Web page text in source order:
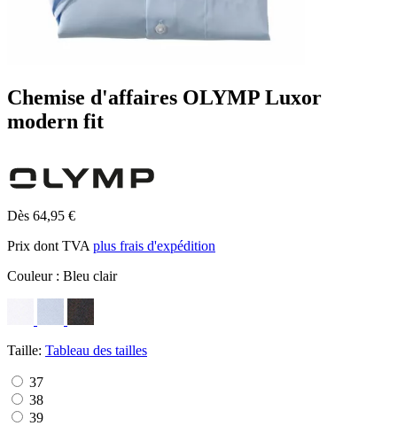
Chemise d'affaires OLYMP Luxor
modern fit
Dès 64,95 €
Prix dont TVA plus frais d'expédition
Couleur : Bleu clair
Taille: Tableau des tailles
37
38
39